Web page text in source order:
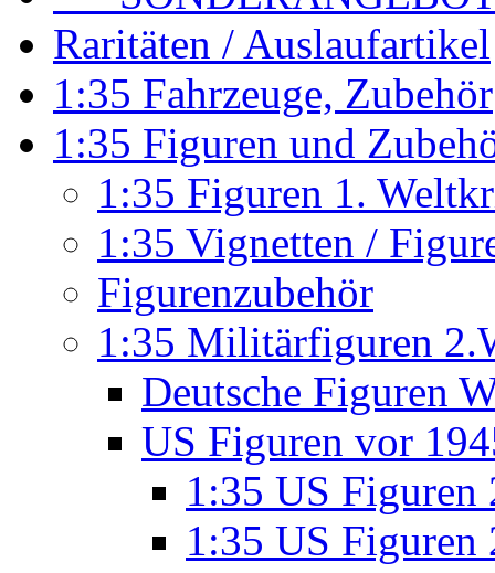
Raritäten / Auslaufartikel
1:35 Fahrzeuge, Zubehör
1:35 Figuren und
1:35 Figuren 1.
1:35 Vignetten /
Figurenzubehör
1:35 Militärfiguren
Deutsche Figuren
US Figuren vor
1:35 US
1:35 US